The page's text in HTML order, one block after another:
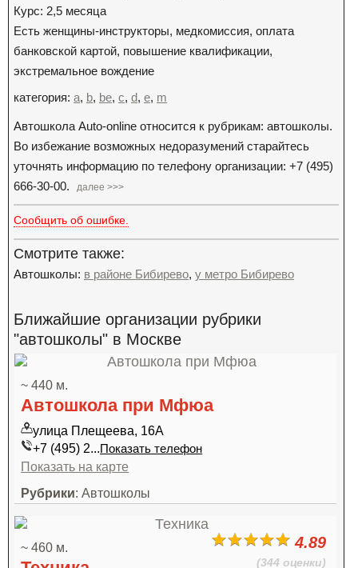
Курс: 2,5 месяца
Есть женщины-инструкторы, медкомиссия, оплата
банковской картой, повышение квалификации,
экстремальное вождение
категория: a, b, be, c, d, e, m
Автошкола Auto-online относится к рубрикам: автошколы.
Во избежание возможных недоразумений старайтесь
уточнять информацию по телефону организации: +7 (495)
666-30-00.
далее >>>
Сообщить об ошибке.
Смотрите также:
Автошколы: в районе Бибирево, у метро Бибирево
Ближайшие организации рубрики
"автошколы" в Москве
~ 440 м.
Автошкола при Мфюа
улица Плещеева, 16А
+7 (495) 2...Показать телефон
Показать на карте
Рубрики: Автошколы
4.89
(344 оценки)
~ 460 м.